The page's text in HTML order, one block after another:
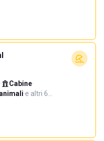
· Cabine·
·e altri 6…